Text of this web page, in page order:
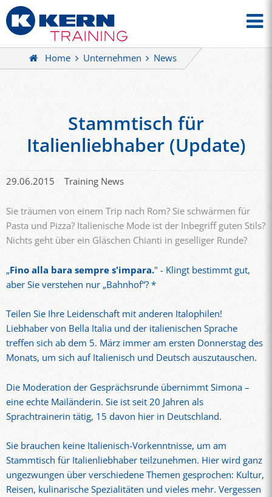
Home Unternehmen News
Stammtisch für
Italienliebhaber (Update)
29.06.2015 Training News
Sie träumen von einem Trip nach Rom? Sie schwärmen für
Pasta und Pizza? Italienische Mode ist der Inbegriff guten Stils?
Nichts geht über ein Gläschen Chianti in geselliger Runde?
„Fino alla bara sempre s'impara." - Klingt bestimmt gut,
aber Sie verstehen nur „Bahnhof“? *
Teilen Sie Ihre Leidenschaft mit anderen Italophilen!
Liebhaber von Bella Italia und der italienischen Sprache
treffen sich ab dem 5. März immer am ersten Donnerstag des
Monats, um sich auf Italienisch und Deutsch auszutauschen.
Die Moderation der Gesprächsrunde übernimmt Simona –
eine echte Mailänderin. Sie ist seit 20 Jahren als
Sprachtrainerin tätig, 15 davon hier in Deutschland.
Sie brauchen keine Italienisch-Vorkenntnisse, um am
Stammtisch für Italienliebhaber teilzunehmen. Hier wird ganz
ungezwungen über verschiedene Themen gesprochen: Kultur,
Reisen, kulinarische Spezialitäten und vieles mehr. Vergessen